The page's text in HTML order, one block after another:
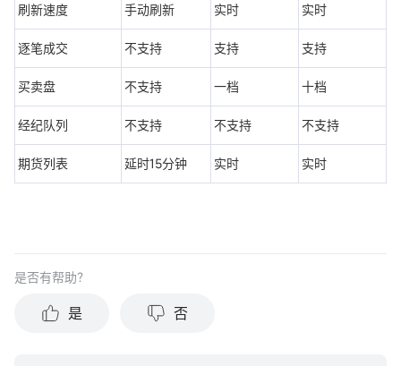
刷新速度 手动刷新 实时 实时
逐笔成交 不支持 支持 支持
买卖盘 不支持 一档 十档
经纪队列 不支持 不支持 不支持
期货列表 延时15分钟 实时 实时
是否有帮助？
是 否